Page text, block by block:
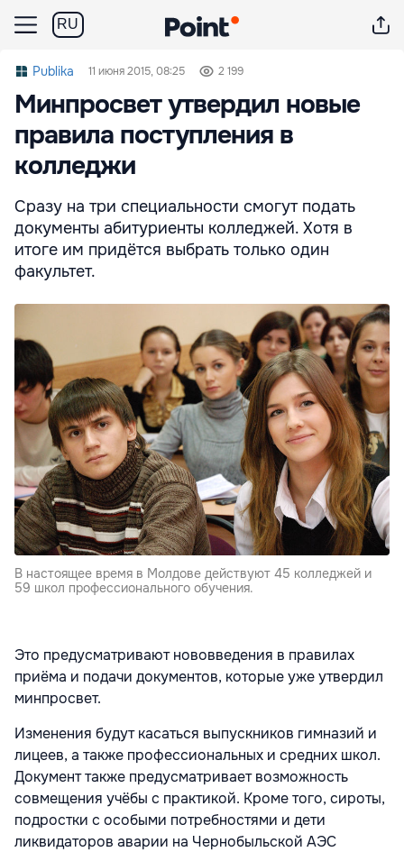
RU
Publika 11 июня 2015, 08:25 2 199
Минпросвет утвердил новые
правила поступления в
колледжи
Сразу на три специальности смогут подать
документы абитуриенты колледжей. Хотя в
итоге им придётся выбрать только один
факультет.
В настоящее время в Молдове действуют 45 колледжей и
59 школ профессионального обучения.
Это предусматривают нововведения в правилах
приёма и подачи документов, которые уже утвердил
минпросвет.
Изменения будут касаться выпускников гимназий и
лицеев, а также профессиональных и средних школ.
Документ также предусматривает возможность
совмещения учёбы с практикой. Кроме того, сироты,
подростки с особыми потребностями и дети
ликвидаторов аварии на Чернобыльской АЭС